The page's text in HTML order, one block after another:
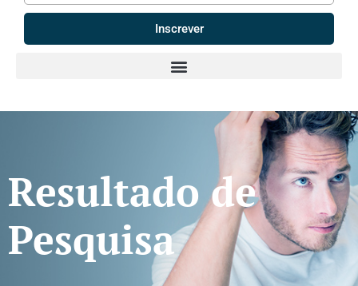
Inscrever
Resultado de
Pesquisa